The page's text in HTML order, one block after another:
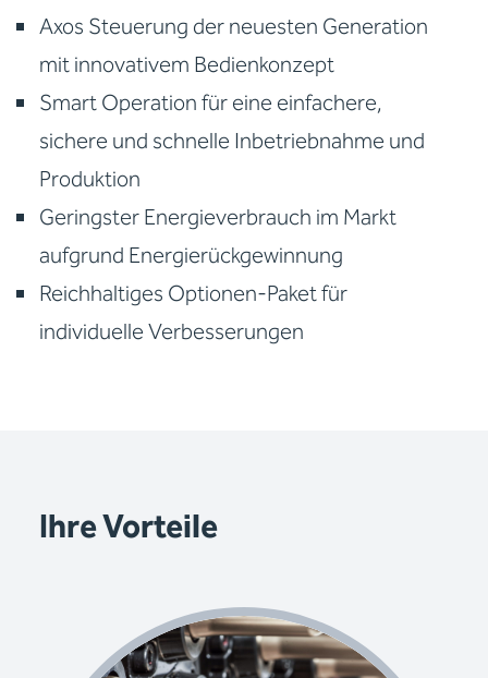
Axos Steuerung der neuesten Generation
mit innovativem Bedienkonzept
Smart Operation für eine einfachere,
sichere und schnelle Inbetriebnahme und
Produktion
Geringster Energieverbrauch im Markt
aufgrund Energierückgewinnung
Reichhaltiges Optionen-Paket für
individuelle Verbesserungen
Ihre Vorteile